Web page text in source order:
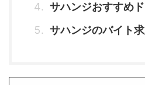
サハンジおすすめ
サハンジのバイト